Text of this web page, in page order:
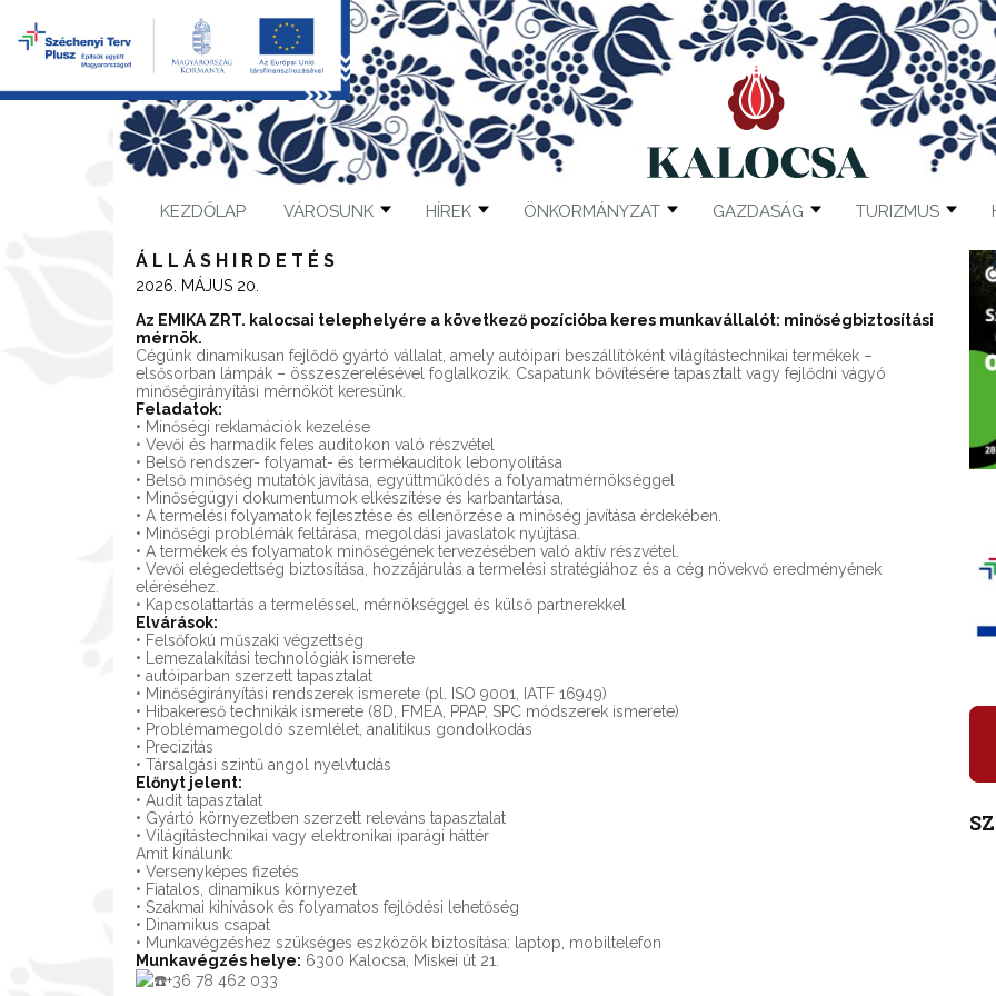
KEZDŐLAP VÁROSUNK HÍREK ÖNKORMÁNYZAT GAZDASÁG TURIZMUS
Á L L Á S H I R D E T É S
2026. MÁJUS 20.
Az EMIKA ZRT. kalocsai telephelyére a következő pozícióba keres munkavállalót: minőségbiztosítási
mérnök.
Cégünk dinamikusan fejlődő gyártó vállalat, amely autóipari beszállítóként világítástechnikai termékek –
elsősorban lámpák – összeszerelésével foglalkozik. Csapatunk bővítésére tapasztalt vagy fejlődni vágyó
minőségirányítási mérnököt keresünk.
Feladatok:
• Minőségi reklamációk kezelése
• Vevői és harmadik feles auditokon való részvétel
• Belső rendszer- folyamat- és termékauditok lebonyolítása
• Belső minőség mutatók javítása, együttműködés a folyamatmérnökséggel
• Minőségügyi dokumentumok elkészítése és karbantartása,
• A termelési folyamatok fejlesztése és ellenőrzése a minőség javítása érdekében.
• Minőségi problémák feltárása, megoldási javaslatok nyújtása.
• A termékek és folyamatok minőségének tervezésében való aktív részvétel.
• Vevői elégedettség biztosítása, hozzájárulás a termelési stratégiához és a cég növekvő eredményének
eléréséhez.
• Kapcsolattartás a termeléssel, mérnökséggel és külső partnerekkel
Elvárások:
• Felsőfokú műszaki végzettség
• Lemezalakítási technológiák ismerete
• autóiparban szerzett tapasztalat
• Minőségirányítási rendszerek ismerete (pl. ISO 9001, IATF 16949)
• Hibakereső technikák ismerete (8D, FMEA, PPAP, SPC módszerek ismerete)
• Problémamegoldó szemlélet, analitikus gondolkodás
• Precizitás
• Társalgási szintű angol nyelvtudás
Előnyt jelent:
• Audit tapasztalat
• Gyártó környezetben szerzett releváns tapasztalat
• Világítástechnikai vagy elektronikai iparági háttér
Amit kínálunk:
• Versenyképes fizetés
• Fiatalos, dinamikus környezet
• Szakmai kihívások és folyamatos fejlődési lehetőség
• Dinamikus csapat
• Munkavégzéshez szükséges eszközök biztosítása: laptop, mobiltelefon
Munkavégzés helye: 6300 Kalocsa, Miskei út 21.
+36 78 462 033